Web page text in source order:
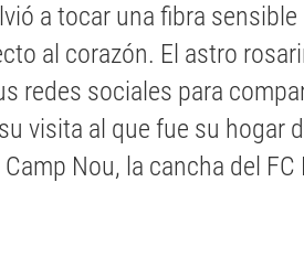
a tocar una fibra
al corazón. El astro
redes sociales para
visita al que fue su hogar
Nou, la cancha del FC